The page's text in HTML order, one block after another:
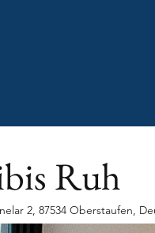
Ruh
2, 87534 Oberstaufen,